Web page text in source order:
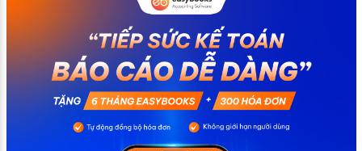
quy trình vận hành và tránh được những án phạt hành
chính không đáng có nếu nắm rõ […]